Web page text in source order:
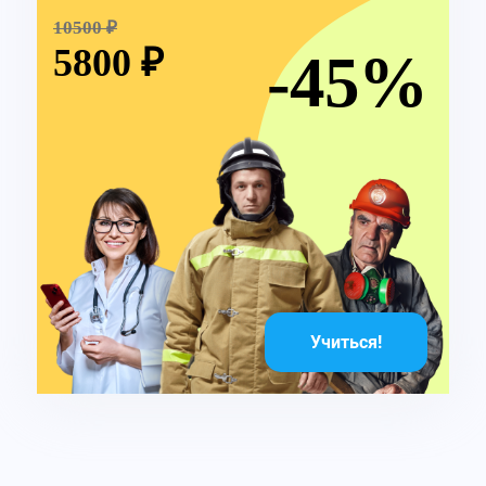
Учиться!
10500 ₽
5800 ₽ -45%